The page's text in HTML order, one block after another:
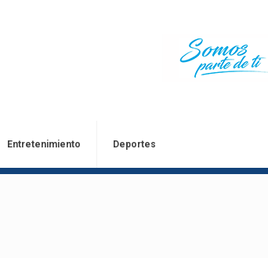
Entretenimiento Deportes